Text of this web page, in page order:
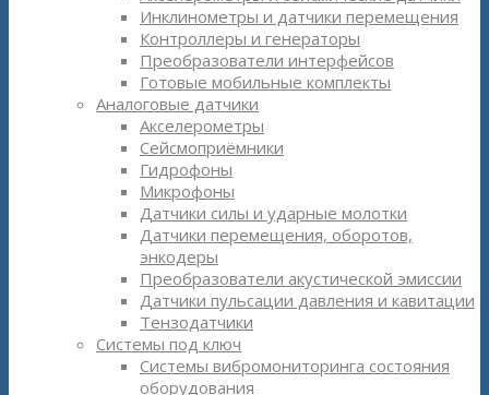
Инклинометры и датчики перемещения
Контроллеры и генераторы
Преобразователи интерфейсов
Готовые мобильные комплекты
Аналоговые датчики
Акселерометры
Сейсмоприёмники
Гидрофоны
Микрофоны
Датчики силы и ударные молотки
Датчики перемещения, оборотов,
энкодеры
Преобразователи акустической эмиссии
Датчики пульсации давления и кавитации
Тензодатчики
Системы под ключ
Системы вибромониторинга состояния
оборудования